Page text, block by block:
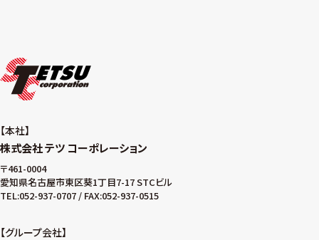
本社
株式会社 テツ コーポレーション
〒461-0004
愛知県名古屋市東区葵1丁目7-17 STCビル
TEL:052-937-0707 / FAX:052-937-0515
グループ会社